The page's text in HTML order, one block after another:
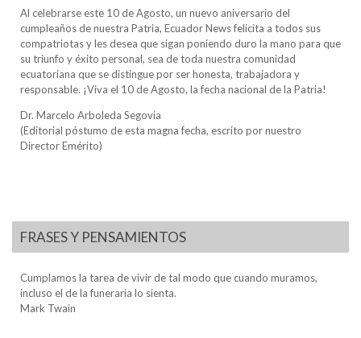
Al celebrarse este 10 de Agosto, un nuevo aniversario del
cumpleaños de nuestra Patria, Ecuador News felicita a todos sus
compatriotas y les desea que sigan poniendo duro la mano para que
su triunfo y éxito personal, sea de toda nuestra comunidad
ecuatoriana que se distingue por ser honesta, trabajadora y
responsable. ¡Viva el 10 de Agosto, la fecha nacional de la Patria!
Dr. Marcelo Arboleda Segovia
(Editorial póstumo de esta magna fecha, escrito por nuestro
Director Emérito)
FRASES Y PENSAMIENTOS
Cumplamos la tarea de vivir de tal modo que cuando muramos,
incluso el de la funeraria lo sienta.
Mark Twain